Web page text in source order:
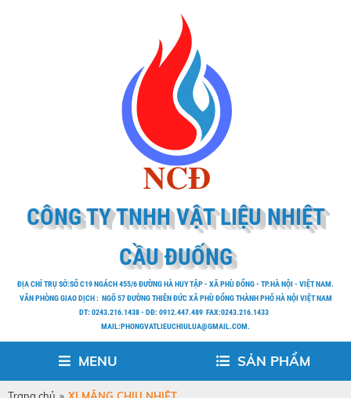
CÔNG TY TNHH VẬT LIỆU NHIỆT
CẦU ĐUỐNG
ĐỊA CHỈ TRỤ SỞ:SỐ C19 NGÁCH 455/6 ĐƯỜNG HÀ HUY TẬP - XÃ PHÙ ĐỔNG - TP.HÀ NỘI - VIỆT NAM.
VĂN PHÒNG GIAO DỊCH : NGÕ 57 ĐƯỜNG THIÊN ĐỨC XÃ PHÙ ĐỔNG THÀNH PHỐ HÀ NỘI VIỆT NAM
DT: 0243.216.1438 - DĐ: 0912.447.489 FAX:0243.216.1433
MAIL:PHONGVATLIEUCHIULUA@GMAIL.COM.
MENU SẢN PHẨM